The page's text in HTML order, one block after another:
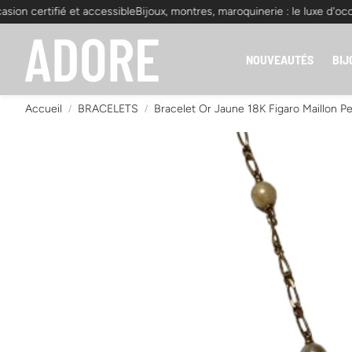
certifié et accessibleBijoux, montres, maroquinerie : le luxe
NOUVEAUTÉS
Accueil BRACELETS Bracelet Or Jaune 18K Figaro Maillon